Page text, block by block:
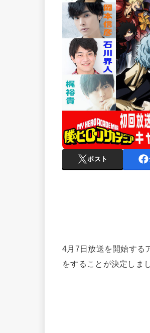
ポスト
4月7日放送を開始する
をすることが決定しま